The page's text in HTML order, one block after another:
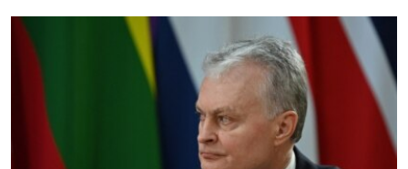
INFOGRAFIKE
RAT U UKRAJINI
KINA NA BALKANU
RSE PRIČE IZ SVIJETA
ISPRIČAJ MI
DNEVNO@RSE